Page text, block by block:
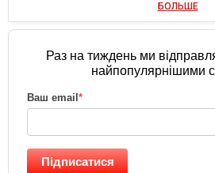
БОЛЬШЕ
Раз на тиждень ми
найпопулярнішими
Ваш email *
Підписатися